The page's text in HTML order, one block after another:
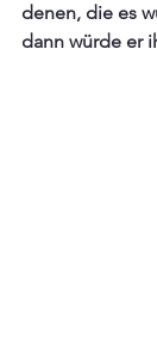
denen, die es
dann würde er